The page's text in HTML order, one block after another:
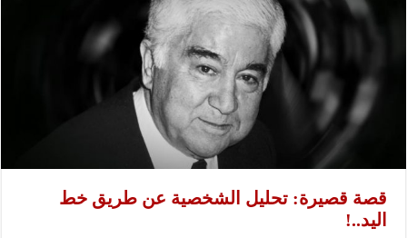
قصة قصيرة: تحليل الشخصية عن طريق خط
اليد..!